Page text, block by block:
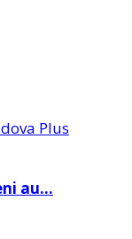
Plus
au…